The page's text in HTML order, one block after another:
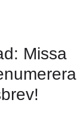
Missa